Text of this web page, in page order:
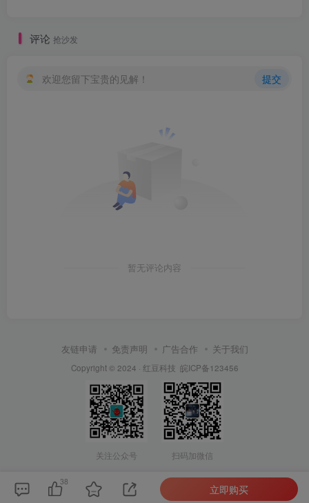
评论 抢沙发
欢迎您留下宝贵的见解！ 提交
暂无评论内容
友链申请 免责声明 广告合作 关于我们
Copyright © 2024 · 红豆科技 皖ICP备123456
关注公众号 扫码加微信
38
立即购买